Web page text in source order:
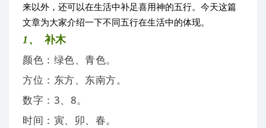
来以外，还可以在生活中补足喜用神的五行。今天这篇
文章为大家介绍一下不同五行在生活中的体现。
1、
补木
颜色：绿色、青色。
方位：东方、东南方。
数字：3、8。
时间：寅、卯、春。